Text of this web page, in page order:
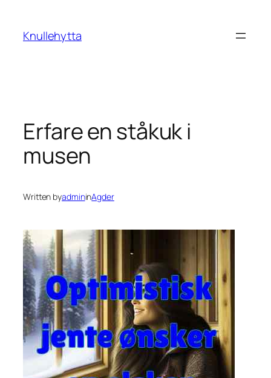
content
Knullehytta
Erfare en ståkuk i
musen
Written byadmininAgder